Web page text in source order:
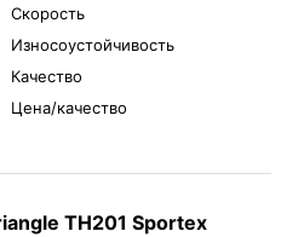
Скорость
Износоустойчивость
Качество
Цена/качество
TH201 Sportex